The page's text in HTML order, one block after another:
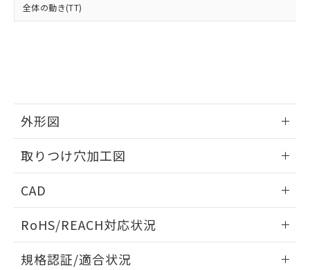
全体の動き(TT)
外形図
取りつけ穴加工図
CAD
ドすることができます。
RoHS/REACH対応状況
規格認証/適合状況
をご了承ください。
※当社の共同利用者とは、"個人情報
EU RoHS指令（10物質）の非含有証明書
物質の対応では、対応完了までの期間は出
荷製品に未対応品が混在することから備考
既に当社にて対応品への在庫切替を完了
していることから、特段のことがない限
り、2022年1月12日より割愛しておりま